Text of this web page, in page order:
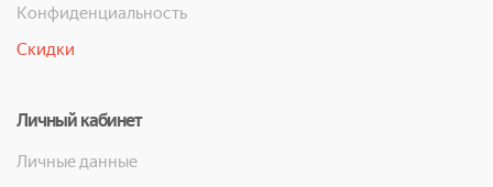
Конфиденциальность
Скидки
Личный кабинет
Личные данные